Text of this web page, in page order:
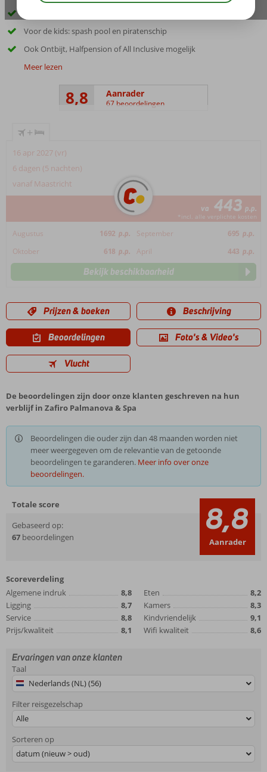
Voor de kids: spash pool en piratenschip
Ook Ontbijt, Halfpension of All Inclusive mogelijk
Meer lezen
8,8 Aanrader
67 beoordelingen
+
16 apr 2027 (vr)
6 dagen (5 nachten)
vanaf Maastricht
va 443 p.p.
*incl. alle verplichte kosten
Augustus 1692 p.p. September 695 p.p.
Oktober
618 p.p. April 443 p.p.
Bekijk beschikbaarheid
Prijzen & boeken Beschrijving
Beoordelingen Foto's & Video's
Vlucht
De beoordelingen zijn door onze klanten geschreven na hun
verblijf in Zafiro Palmanova & Spa
Beoordelingen die ouder zijn dan 48 maanden worden niet
meer weergegeven om de relevantie van de getoonde
beoordelingen te garanderen. Meer info over onze
beoordelingen.
Totale score
Gebaseerd op:
67 beoordelingen 8,8
Aanrader
Scoreverdeling
Algemene indruk
8,8
Ligging
8,7
Service
8,8
Prijs/kwaliteit
8,1
Eten
8,2
Kamers
8,3
Kindvriendelijk
9,1
Wifi kwaliteit
8,6
Ervaringen van onze klanten
Taal
Nederlands (NL) (56)
Filter reisgezelschap
Alle
Sorteren op
datum (nieuw > oud)